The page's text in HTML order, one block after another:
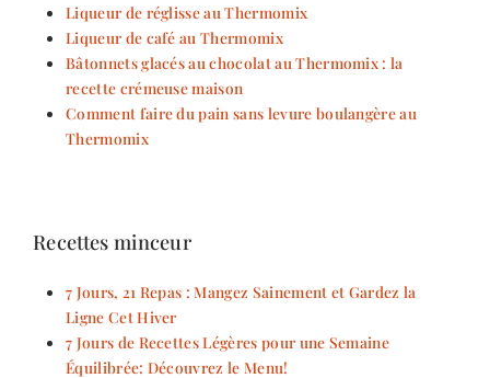
Liqueur de réglisse au Thermomix
Liqueur de café au Thermomix
Bâtonnets glacés au chocolat au Thermomix : la
recette crémeuse maison
Comment faire du pain sans levure boulangère au
Thermomix
Recettes minceur
7 Jours, 21 Repas : Mangez Sainement et Gardez la
Ligne Cet Hiver
7 Jours de Recettes Légères pour une Semaine
Équilibrée: Découvrez le Menu!